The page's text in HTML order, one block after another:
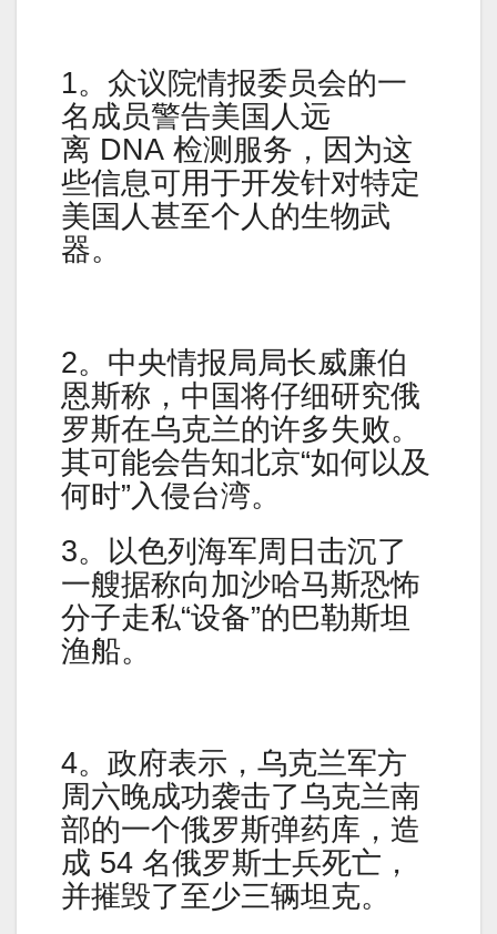
1。众议院情报委员会的一
名成员警告美国人远
离 DNA 检测服务，因为这
些信息可用于开发针对特定
美国人甚至个人的生物武
器。
2。中央情报局局长威廉伯
恩斯称，中国将仔细研究俄
罗斯在乌克兰的许多失败。
其可能会告知北京“如何以及
何时”入侵台湾。
3。以色列海军周日击沉了
一艘据称向加沙哈马斯恐怖
分子走私“设备”的巴勒斯坦
渔船。
4。政府表示，乌克兰军方
周六晚成功袭击了乌克兰南
部的一个俄罗斯弹药库，造
成 54 名俄罗斯士兵死亡，
并摧毁了至少三辆坦克。